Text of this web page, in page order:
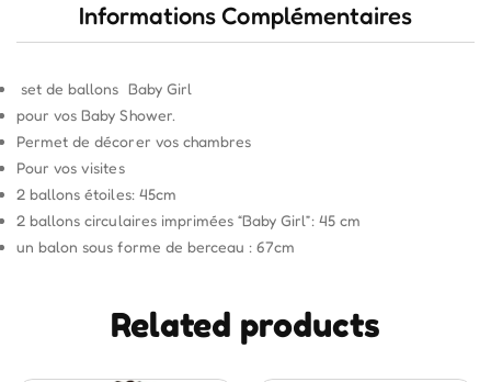
Informations Complémentaires
set de ballons Baby Girl
pour vos Baby Shower.
Permet de décorer vos chambres
Pour vos visites
2 ballons étoiles: 45cm
2 ballons circulaires imprimées “Baby Girl”: 45 cm
un balon sous forme de berceau : 67cm
Related products